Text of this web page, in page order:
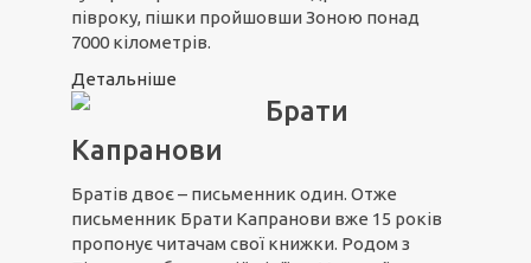
півроку, пішки пройшовши Зоною понад
7000 кілометрів.
Детальніше
Брати
Капранови
Братів двоє – письменник один. Отже
письменник Брати Капранови вже 15 років
пропонує читачам свої книжки. Родом з